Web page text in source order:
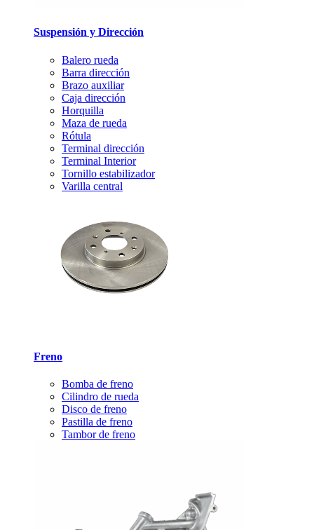
Suspensión y Dirección
Balero rueda
Barra dirección
Brazo auxiliar
Caja dirección
Horquilla
Maza de rueda
Rótula
Terminal dirección
Terminal Interior
Tornillo estabilizador
Varilla central
Freno
Bomba de freno
Cilindro de rueda
Disco de freno
Pastilla de freno
Tambor de freno